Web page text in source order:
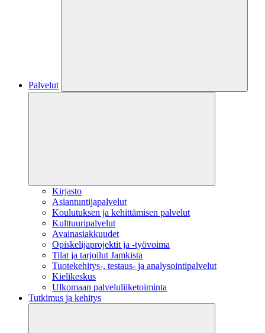
Palvelut
Kirjasto
Asiantuntijapalvelut
Koulutuksen ja kehittämisen palvelut
Kulttuuripalvelut
Avainasiakkuudet
Opiskelijaprojektit​ ja -työvoima
Tilat ja tarjoilut Jamkista
Tuotekehitys-, testaus- ja analysointipalvelut
Kielikeskus
Ulkomaan palveluliiketoiminta
Tutkimus ja kehitys